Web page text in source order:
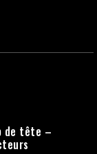
de tête –